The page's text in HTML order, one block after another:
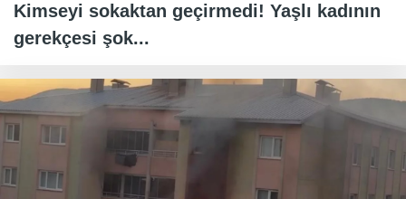
Kimseyi sokaktan geçirmedi! Yaşlı kadının
gerekçesi şok...